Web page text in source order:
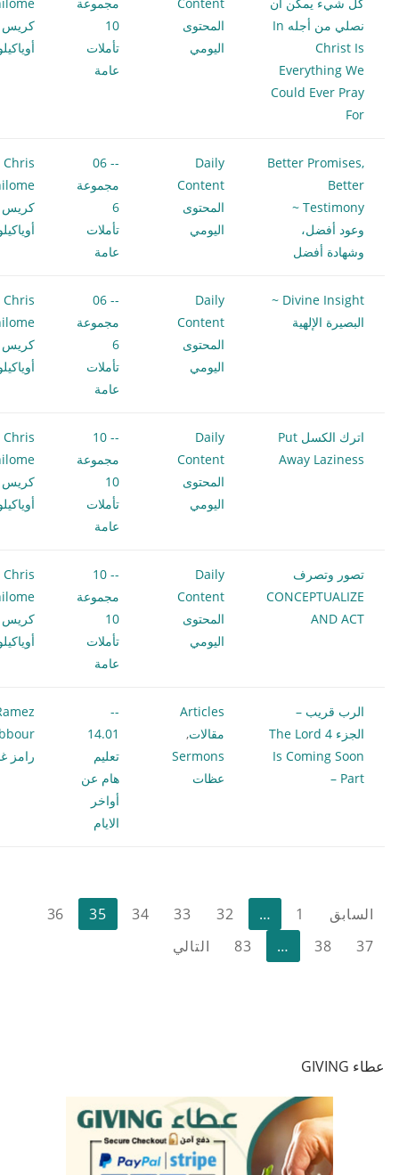
نصلي من أجله In
Christ Is
Everything We
Could Ever Pray
For
المحتوى
اليومي
10
تأملات
عامة
كريس
Better Promises,
Better
Testimony ~
وعود أفضل،
وشهادة أفضل
Daily
Content
المحتوى
اليومي
-- 06
مجموعة
6
تأملات
عامة
Chris
كريس
Divine Insight ~
البصيرة الإلهية
Daily
Content
المحتوى
اليومي
-- 06
مجموعة
6
تأملات
عامة
Chris
كريس
اترك الكسل Put
Away Laziness
Daily
Content
المحتوى
اليومي
-- 10
مجموعة
10
تأملات
عامة
Chris
كريس
تصور وتصرف
CONCEPTUALIZE
AND ACT
Daily
Content
المحتوى
اليومي
-- 10
مجموعة
10
تأملات
عامة
Chris
كريس
الرب قريب –
الجزء 4 The Lord
Is Coming Soon
– Part
Articles
مقالات,
Sermons
عظات
--
14.01
تعليم
هام عن
أواخر
الايام
رامز
تعدد
صفحات
السابق 1
…
32
33
34
35
36
37
38
…
83 التالي
عطاء GIVING